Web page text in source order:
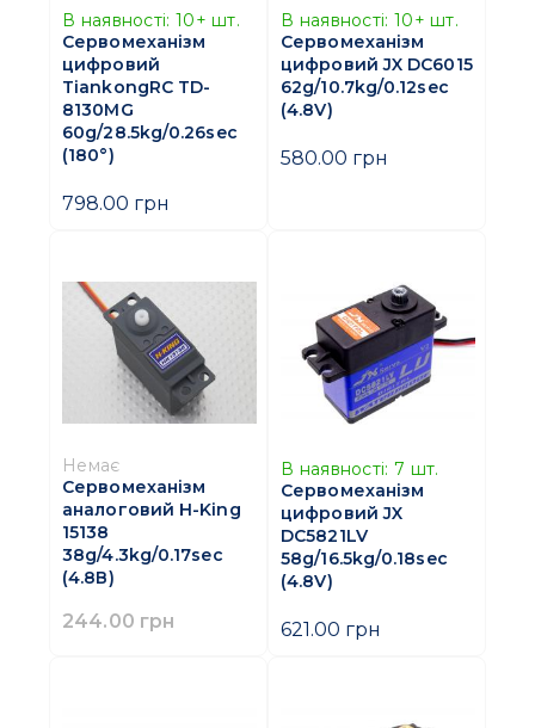
В наявності: 10+ шт.
Сервомеханізм
цифровий
TiankongRC TD-
8130MG
60g/28.5kg/0.26sec
(180°)
798.00 грн
В наявності: 10+ шт.
Сервомеханізм
цифровий JX DC6015
62g/10.7kg/0.12sec
(4.8V)
580.00 грн
Немає
Сервомеханізм
аналоговий H-King
15138
38g/4.3kg/0.17sec
(4.8В)
244.00 грн
В наявності: 7 шт.
Сервомеханізм
цифровий JX
DC5821LV
58g/16.5kg/0.18sec
(4.8V)
621.00 грн